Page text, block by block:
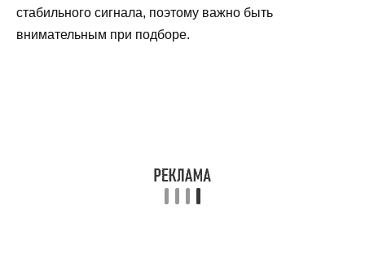
стабильного сигнала, поэтому важно быть
внимательным при подборе.